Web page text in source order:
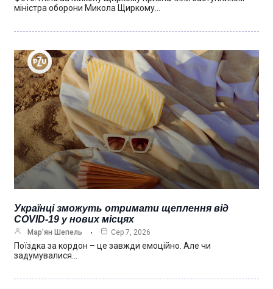
міністра оборони Микола Щиркому…
Українці зможуть отримати щеплення від
COVID-19 у нових місцях
Мар’ян Шепель Сер 7, 2026
Поїздка за кордон – це завжди емоційно. Але чи
задумувалися…